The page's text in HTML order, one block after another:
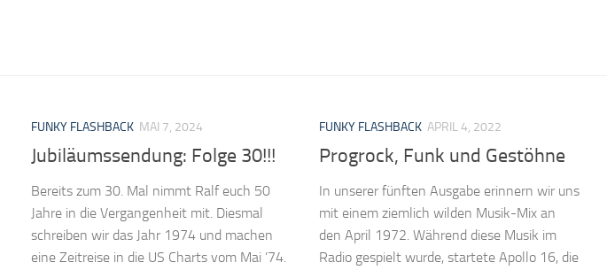
FUNKY FLASHBACK MAI 7, 2024
Jubiläumssendung: Folge 30!!!
Bereits zum 30. Mal nimmt Ralf euch 50
Jahre in die Vergangenheit mit. Diesmal
schreiben wir das Jahr 1974 und machen
eine Zeitreise in die US Charts vom Mai ’74.
FUNKY FLASHBACK APRIL 4, 2022
Progrock, Funk und Gestöhne
In unserer fünften Ausgabe erinnern wir uns
mit einem ziemlich wilden Musik-Mix an
den April 1972. Während diese Musik im
Radio gespielt wurde, startete Apollo 16, die